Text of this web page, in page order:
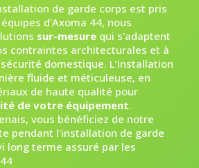
de garde corps est pris
d'Axoma 44, nous
sur-mesurequi s'adaptent
contraintes architecturales et à
domestique. L’installation
fluide et méticuleuse, en
de haute qualité pour
de votre équipement.
vous bénéficiez de notre
pendant l'installation de garde
long terme assuré par les